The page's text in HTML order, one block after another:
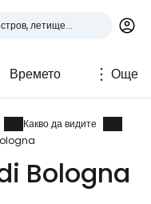
Времето Още
Какво да видите
Bologna
Google